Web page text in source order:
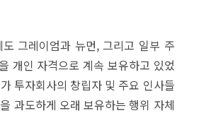
그레이엄과 뉴먼, 그리고 일부 주
개인 자격으로 계속 보유하고 있었
투자회사의 창립자 및 주요 인사들
과도하게 오래 보유하는 행위 자체